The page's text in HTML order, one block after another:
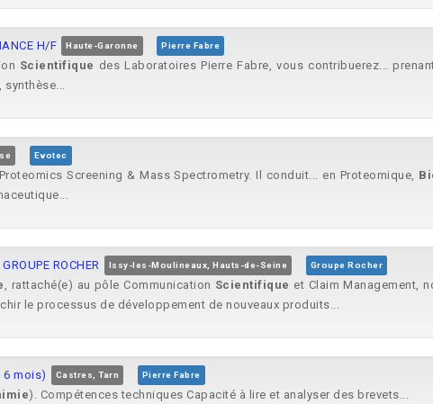
H/F Haute-Garonne Pierre Fabre
Scientifique des Laboratoires Pierre Fabre, vous contribuerez...
synthèse...
Evotec
Screening & Mass Spectrometry. Il conduit... en Proteomique,
ROCHER Issy-les-Moulineaux, Hauts-de-Seine Groupe Rocher
, rattaché(e) au pôle Communication Scientifique et Claim Management,
le processus de développement de nouveaux produits...
6 mois) Castres, Tarn Pierre Fabre
). Compétences techniques Capacité à lire et analyser des brevets...